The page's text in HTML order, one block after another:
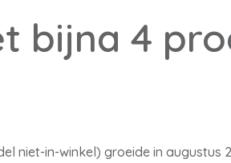
bijna 4
niet-in-winkel) groeide in augustus